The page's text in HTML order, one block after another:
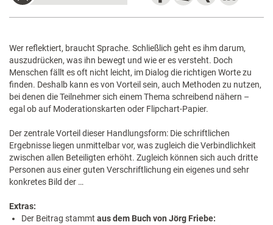
Wer reflektiert, braucht Sprache. Schließlich geht es ihm darum,
auszudrücken, was ihn bewegt und wie er es versteht. Doch
Menschen fällt es oft nicht leicht, im Dialog die richtigen Worte zu
finden. Deshalb kann es von Vorteil sein, auch Methoden zu nutzen,
bei denen die Teilnehmer sich einem Thema schreibend nähern –
egal ob auf Moderationskarten oder Flipchart-Papier.
Der zentrale Vorteil dieser Handlungsform: Die schriftlichen
Ergebnisse liegen unmittelbar vor, was zugleich die Verbindlichkeit
zwischen allen Beteiligten erhöht. Zugleich können sich auch dritte
Personen aus einer guten Verschriftlichung ein eigenes und sehr
konkretes Bild der …
Extras:
Der Beitrag stammt aus dem Buch von Jörg Friebe: